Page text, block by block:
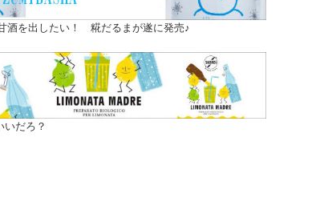
酒を出したい！ 糀だるまが遂に発売♪
いだろ？